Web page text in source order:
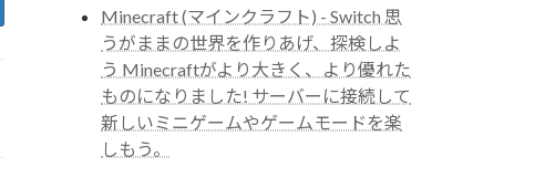
Minecraft (マインクラフト) - Switch 思
うがままの世界を作りあげ、探検しよ
う Minecraftがより大きく、より優れた
ものになりました! サーバーに接続して
新しいミニゲームやゲームモードを楽
しもう。